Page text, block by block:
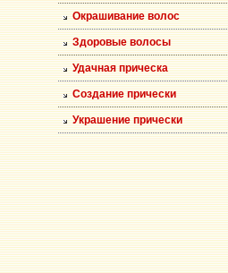
Окрашивание волос
Здоровые волосы
Удачная прическа
Создание прически
Украшение прически